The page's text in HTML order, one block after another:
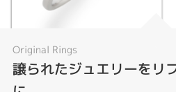
Original Rings
譲られたジュエリーをリ